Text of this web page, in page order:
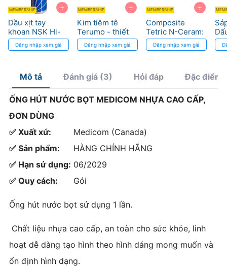
+
MEMBERSHIP
Dầu xịt tay
khoan NSK Hi-
Clean 550ml,
tiêu chuẩn FDA
Đăng nhập xem giá
+
MEMBERSHIP
Kim tiêm tê
Terumo - thiết
kế ba cạnh siêu
sắc
Đăng nhập xem giá
+
MEMBERSHIP
Composite
Tetric N-Ceram:
Vật liệu nhộng
quang trùng hợp
Đăng nhập xem giá
Độ
Mô tả Đánh giá (3) Hỏi đáp Đặc điểm
ỐNG HÚT NƯỚC BỌT MEDICOM NHỰA CAO CẤP,
ĐƠN DÙNG
✅ Xuất xứ:
Medicom (Canada)
✅ Sản phẩm:
HÀNG CHÍNH HÃNG
✅ Hạn sử dụng: 06/2029
✅ Quy cách:
Gói
Ống hút nước bọt sử dụng 1 lần.
Chất liệu nhựa cao cấp, an toàn cho sức khỏe, linh
hoạt dễ dàng tạo hình theo hình dáng mong muốn và
ổn định hình dạng.